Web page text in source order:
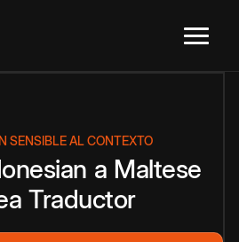
SENSIBLE AL CONTEXTO
a Maltese
Traductor